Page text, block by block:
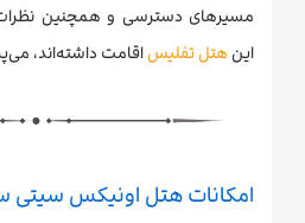
مسیرهای دسترسی و همچنین
این هتل تفلیساقامت داشته‌اند،
امکانات هتل اونیکس سیتی